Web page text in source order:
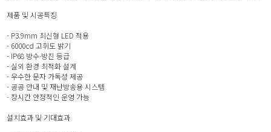
제품 및 시공특징
- P3.9mm 최신형 LED 적용
- 6000cd 고휘도 밝기
- IP68 방수·방진 등급
- 실외 환경 최적화 설계
- 우수한 문자 가독성 제공
- 공공 안내 및 재난방송용 시스템
- 장시간 안정적인 운영 가능
설치효과 및 기대효과